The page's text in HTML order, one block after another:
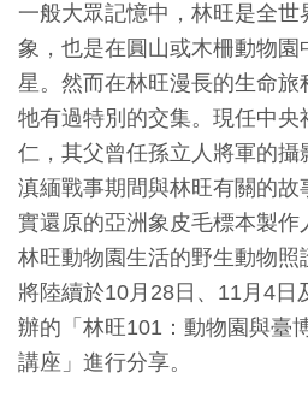
覽
資
訊
教
育
活
動
出
版
一般大眾記憶中，林旺是全世
象，也是在圓山或木柵動物園
星。然而在林旺漫長的生命旅
牠有過特別的交集。現任中
仁，其父曾任孫立人將軍的攝
滇緬戰事期間與林旺有關的
實還原的亞洲象皮毛標本製
林旺動物園生活的野生動物
將陸續於10月28日、11月4日
辦的「林旺101：動物園與臺
講座」進行分享。